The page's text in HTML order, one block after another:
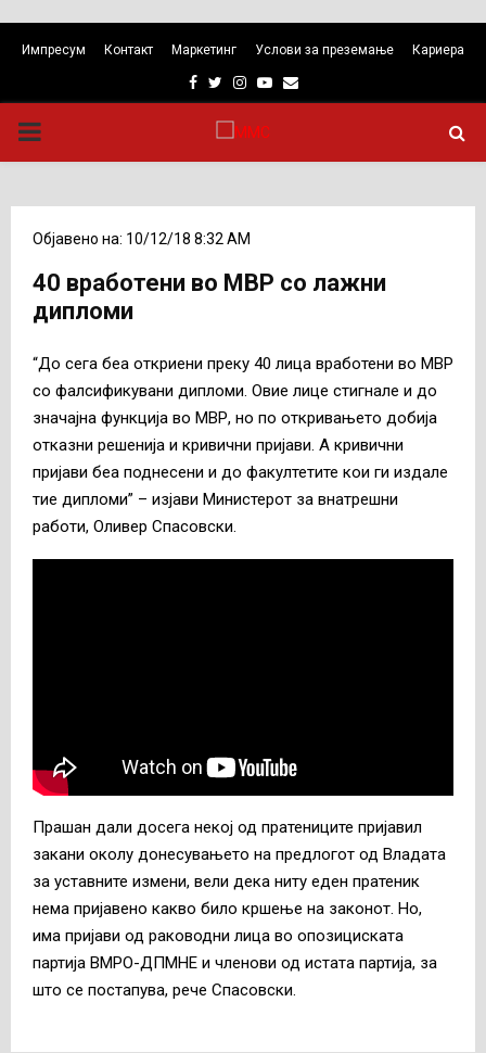
Импресум Контакт Маркетинг Услови за преземање Кариера
Facebook
TwitterInstagram
Youtube
Email
PRIMARY
Објавено на: 10/12/18 8:32 AM
40 вработени во МВР со лажни
дипломи
“До сега беа откриени преку 40 лица вработени во МВР
со фалсификувани дипломи. Овие лице стигнале и до
значајна функција во МВР, но по откривањето добија
отказни решенија и кривични пријави. А кривични
пријави беа поднесени и до факултетите кои ги издале
тие дипломи” – изјави Министерот за внатрешни
работи, Оливер Спасовски.
Прашан дали досега некој од пратениците пријавил
закани околу донесувањето на предлогот од Владата
за уставните измени, вели дека ниту еден пратеник
нема пријавено какво било кршење на законот. Но,
има пријави од раководни лица во опозициската
партија ВМРО-ДПМНЕ и членови од истата партија, за
што се постапува, рече Спасовски.